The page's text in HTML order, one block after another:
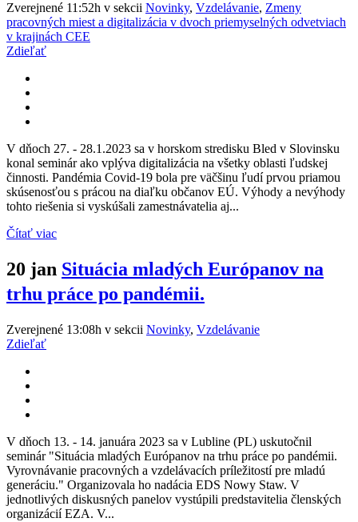
Zverejnené 11:52h v sekcii Novinky, Vzdelávanie, Zmeny
pracovných miest a digitalizácia v dvoch priemyselných odvetviach
v krajinách CEE
Zdieľať
V dňoch 27. - 28.1.2023 sa v horskom stredisku Bled v Slovinsku
konal seminár ako vplýva digitalizácia na všetky oblasti ľudskej
činnosti. Pandémia Covid-19 bola pre väčšinu ľudí prvou priamou
skúsenosťou s prácou na diaľku občanov EÚ. Výhody a nevýhody
tohto riešenia si vyskúšali zamestnávatelia aj...
Čítať viac
20 jan Situácia mladých Európanov na
trhu práce po pandémii.
Zverejnené 13:08h v sekcii Novinky, Vzdelávanie
Zdieľať
V dňoch 13. - 14. januára 2023 sa v Lubline (PL) uskutočnil
seminár "Situácia mladých Európanov na trhu práce po pandémii.
Vyrovnávanie pracovných a vzdelávacích príležitostí pre mladú
generáciu." Organizovala ho nadácia EDS Nowy Staw. V
jednotlivých diskusných panelov vystúpili predstavitelia členských
organizácií EZA. V...